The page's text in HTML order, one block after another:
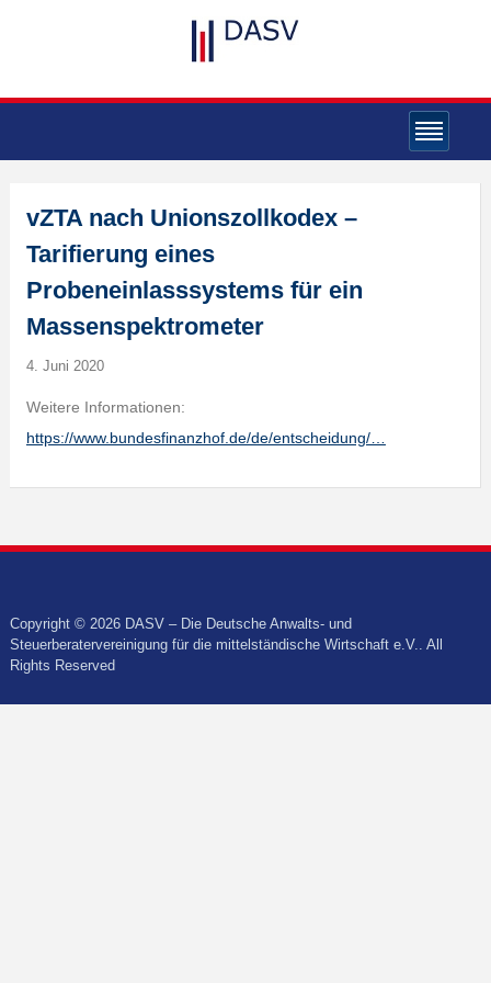
vZTA nach Unionszollkodex –
Tarifierung eines
Probeneinlasssystems für ein
Massenspektrometer
4. Juni 2020
Weitere Informationen:
https://www.bundesfinanzhof.de/de/entscheidung/…
Copyright © 2026 DASV – Die Deutsche Anwalts- und
Steuerberatervereinigung für die mittelständische Wirtschaft e.V.. All
Rights Reserved